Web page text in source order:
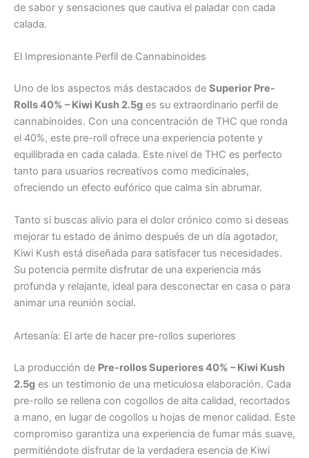
de sabor y sensaciones que cautiva el paladar con cada
calada.
El Impresionante Perfil de Cannabinoides
Uno de los aspectos más destacados de Superior Pre-
Rolls 40% – Kiwi Kush 2.5g es su extraordinario perfil de
cannabinoides. Con una concentración de THC que ronda
el 40%, este pre-roll ofrece una experiencia potente y
equilibrada en cada calada. Este nivel de THC es perfecto
tanto para usuarios recreativos como medicinales,
ofreciendo un efecto eufórico que calma sin abrumar.
Tanto si buscas alivio para el dolor crónico como si deseas
mejorar tu estado de ánimo después de un día agotador,
Kiwi Kush está diseñada para satisfacer tus necesidades.
Su potencia permite disfrutar de una experiencia más
profunda y relajante, ideal para desconectar en casa o para
animar una reunión social.
Artesanía: El arte de hacer pre-rollos superiores
La producción de Pre-rollos Superiores 40% – Kiwi Kush
2.5g es un testimonio de una meticulosa elaboración. Cada
pre-rollo se rellena con cogollos de alta calidad, recortados
a mano, en lugar de cogollos u hojas de menor calidad. Este
compromiso garantiza una experiencia de fumar más suave,
permitiéndote disfrutar de la verdadera esencia de Kiwi